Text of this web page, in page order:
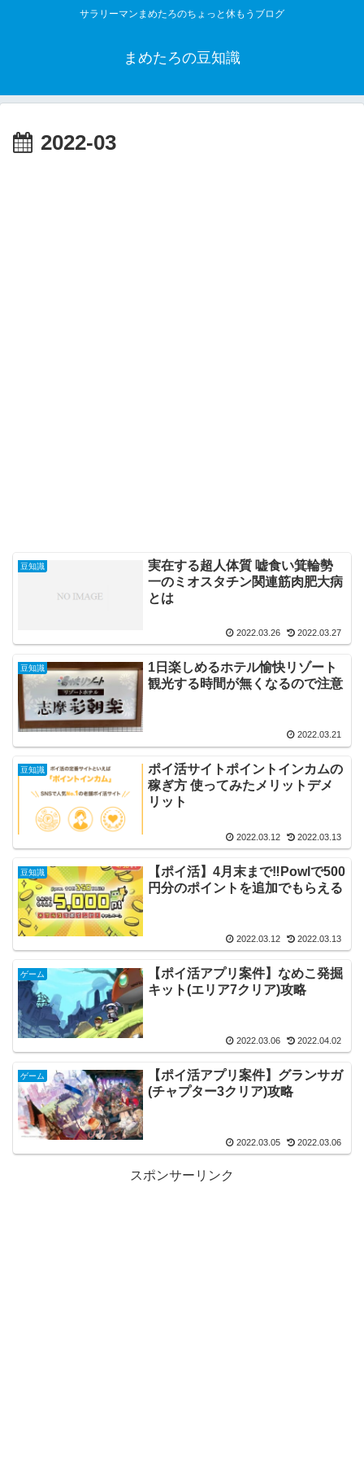
サラリーマンまめたろのちょっと休もうブログ
まめたろの豆知識
2022-03
豆知識
実在する超人体質 嘘食い箕輪勢
一のミオスタチン関連筋肉肥大病
とは
2022.03.26 2022.03.27
豆知識
1日楽しめるホテル愉快リゾート
観光する時間が無くなるので注意
2022.03.21
豆知識
ポイ活サイトポイントインカムの
稼ぎ方 使ってみたメリットデメ
リット
2022.03.12 2022.03.13
豆知識
【ポイ活】4月末まで‼Powlで500
円分のポイントを追加でもらえる
2022.03.12 2022.03.13
ゲーム
【ポイ活アプリ案件】なめこ発掘
キット(エリア7クリア)攻略
2022.03.06 2022.04.02
ゲーム
【ポイ活アプリ案件】グランサガ
(チャプター3クリア)攻略
2022.03.05 2022.03.06
スポンサーリンク